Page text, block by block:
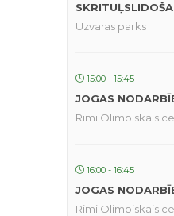
Uzvaras parks
15:00 - 15:45
JOGAS
Rimi Olimpiskais
16:00 - 16:45
JOGAS
Rimi Olimpiskais